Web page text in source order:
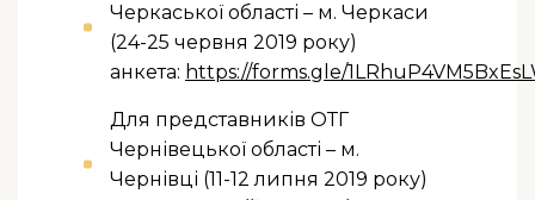
Черкаської області – м. Черкаси
(24-25 червня 2019 року)
анкета: https://forms.gle/
Для представників ОТГ
Чернівецької області – м.
Чернівці (11-12 липня 2019 року)